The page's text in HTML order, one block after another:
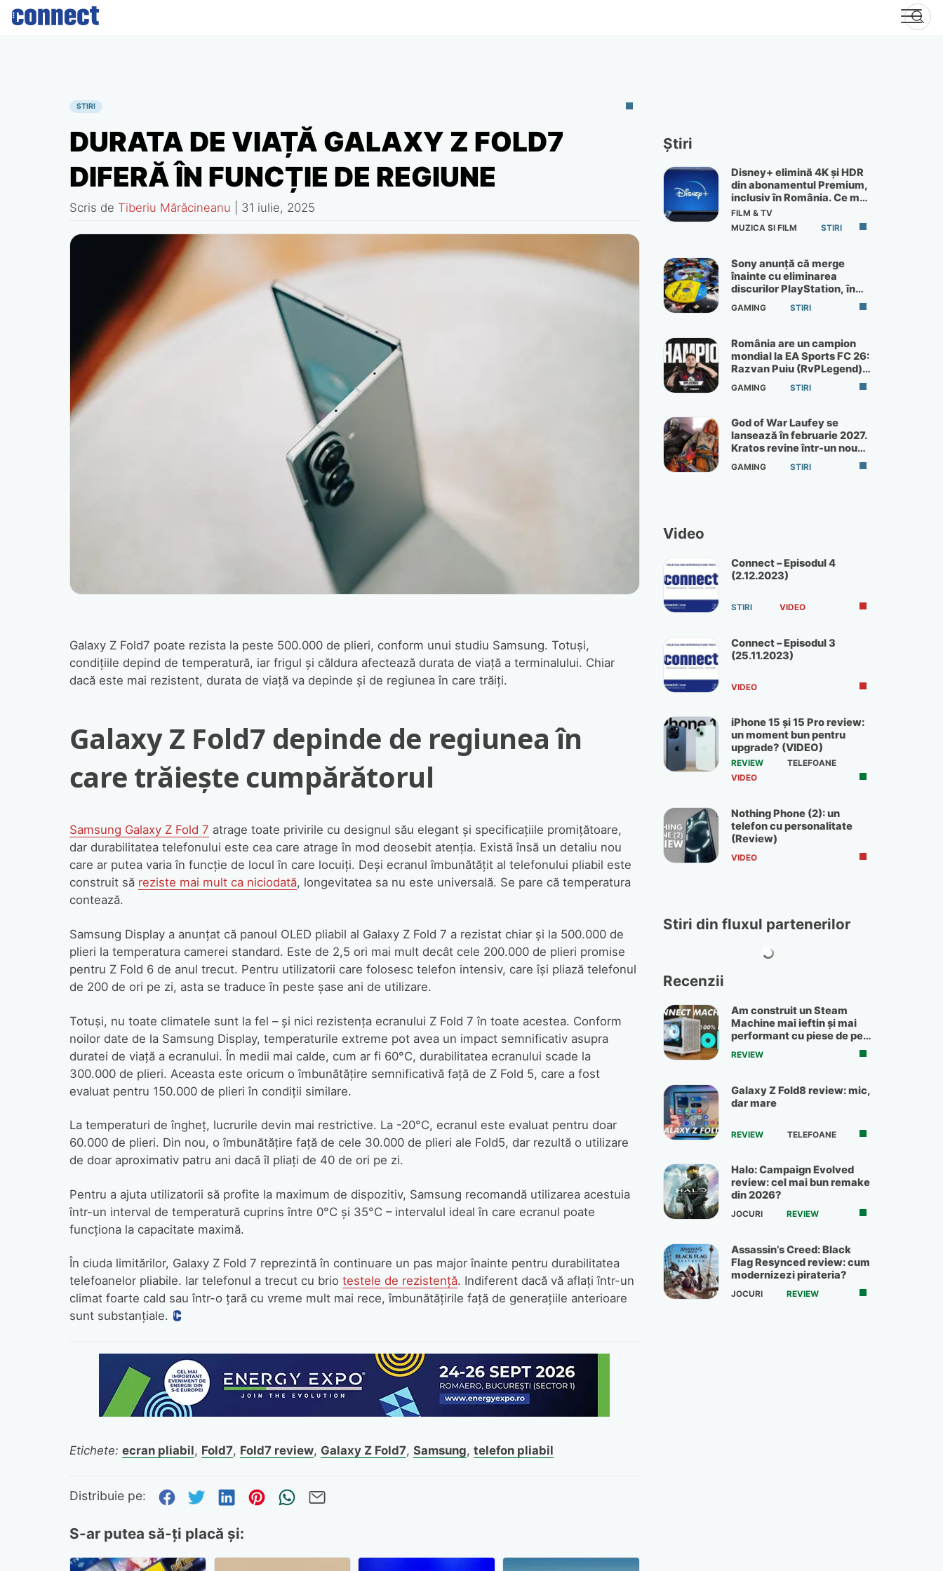
Skip
STIRI
DURATA DE VIAȚĂ GALAXY Z FOLD7
DIFERĂ ÎN FUNCȚIE DE REGIUNE
Scris de Tiberiu Mărăcineanu 31 iulie, 2025
Galaxy Z Fold7 poate rezista la peste 500.000 de plieri, conform unui studiu Samsung. Totuși,
condițiile depind de temperatură, iar frigul și căldura afectează durata de viață a terminalului. Chiar
dacă este mai rezistent, durata de viață va depinde și de regiunea în care trăiți.
Galaxy Z Fold7 depinde de regiunea în
care trăiește cumpărătorul
Samsung Galaxy Z Fold 7 atrage toate privirile cu designul său elegant și specificațiile promițătoare,
dar durabilitatea telefonului este cea care atrage în mod deosebit atenția. Există însă un detaliu nou
care ar putea varia în funcție de locul în care locuiți. Deși ecranul îmbunătățit al telefonului pliabil este
construit să reziste mai mult ca niciodată, longevitatea sa nu este universală. Se pare că temperatura
contează.
Samsung Display a anunțat că panoul OLED pliabil al Galaxy Z Fold 7 a rezistat chiar și la 500.000 de
plieri la temperatura camerei standard. Este de 2,5 ori mai mult decât cele 200.000 de plieri promise
pentru Z Fold 6 de anul trecut. Pentru utilizatorii care folosesc telefon intensiv, care își pliază telefonul
de 200 de ori pe zi, asta se traduce în peste șase ani de utilizare.
Totuși, nu toate climatele sunt la fel – și nici rezistența ecranului Z Fold 7 în toate acestea. Conform
noilor date de la Samsung Display, temperaturile extreme pot avea un impact semnificativ asupra
duratei de viață a ecranului. În medii mai calde, cum ar fi 60°C, durabilitatea ecranului scade la
300.000 de plieri. Aceasta este oricum o îmbunătățire semnificativă față de Z Fold 5, care a fost
evaluat pentru 150.000 de plieri în condiții similare.
La temperaturi de îngheț, lucrurile devin mai restrictive. La -20°C, ecranul este evaluat pentru doar
60.000 de plieri. Din nou, o îmbunătățire față de cele 30.000 de plieri ale Fold5, dar rezultă o utilizare
de doar aproximativ patru ani dacă îl pliați de 40 de ori pe zi.
Pentru a ajuta utilizatorii să profite la maximum de dispozitiv, Samsung recomandă utilizarea acestuia
într-un interval de temperatură cuprins între 0°C și 35°C – intervalul ideal în care ecranul poate
funcționa la capacitate maximă.
În ciuda limitărilor, Galaxy Z Fold 7 reprezintă în continuare un pas major înainte pentru durabilitatea
telefoanelor pliabile. Iar telefonul a trecut cu brio testele de rezistență. Indiferent dacă vă aflați într-un
climat foarte cald sau într-o țară cu vreme mult mai rece, îmbunătățirile față de generațiile anterioare
sunt substanțiale.
Etichete: ecran pliabil, Fold7, Fold7 review, Galaxy Z Fold7, Samsung, telefon pliabil
Distribuie pe: Distribuie pe Facebook
Distribuie pe Twitter
Distribuie pe LinkedIn
Distribuie pe Pinterest
Trimite prin whatsapp
S-ar putea să-ți placă și:
Știri
Disney+ elimină 4K și HDR
din abonamentul Premium,
inclusiv în România. Ce mai
primești de 60 lei pe lună
FILM & TV
MUZICA SI FILM
STIRI
Sony anunță că merge
înainte cu eliminarea
discurilor PlayStation, în
ciuda protestelor
GAMING STIRI
România are un campion
mondial la EA Sports FC 26:
Razvan Puiu (RvPLegend)
câștigă turneul de la Paris
GAMING STIRI
God of War Laufey se
lansează în februarie 2027.
Kratos revine într-un nou
God of War
GAMING STIRI
Video
Connect – Episodul 4
(2.12.2023)
STIRI VIDEO
Connect – Episodul 3
(25.11.2023)
VIDEO
iPhone 15 și 15 Pro review:
un moment bun pentru
upgrade? (VIDEO)
REVIEW
TELEFOANE
VIDEO
Nothing Phone (2): un
telefon cu personalitate
(Review)
VIDEO
Stiri din fluxul partenerilor
Recenzii
Am construit un Steam
Machine mai ieftin și mai
performant cu piese de pe
OLX
REVIEW
Galaxy Z Fold8 review: mic,
dar mare
REVIEW TELEFOANE
Halo: Campaign Evolved
review: cel mai bun remake
din 2026?
JOCURI REVIEW
Assassin’s Creed: Black
Flag Resynced review: cum
modernizezi pirateria?
JOCURI REVIEW